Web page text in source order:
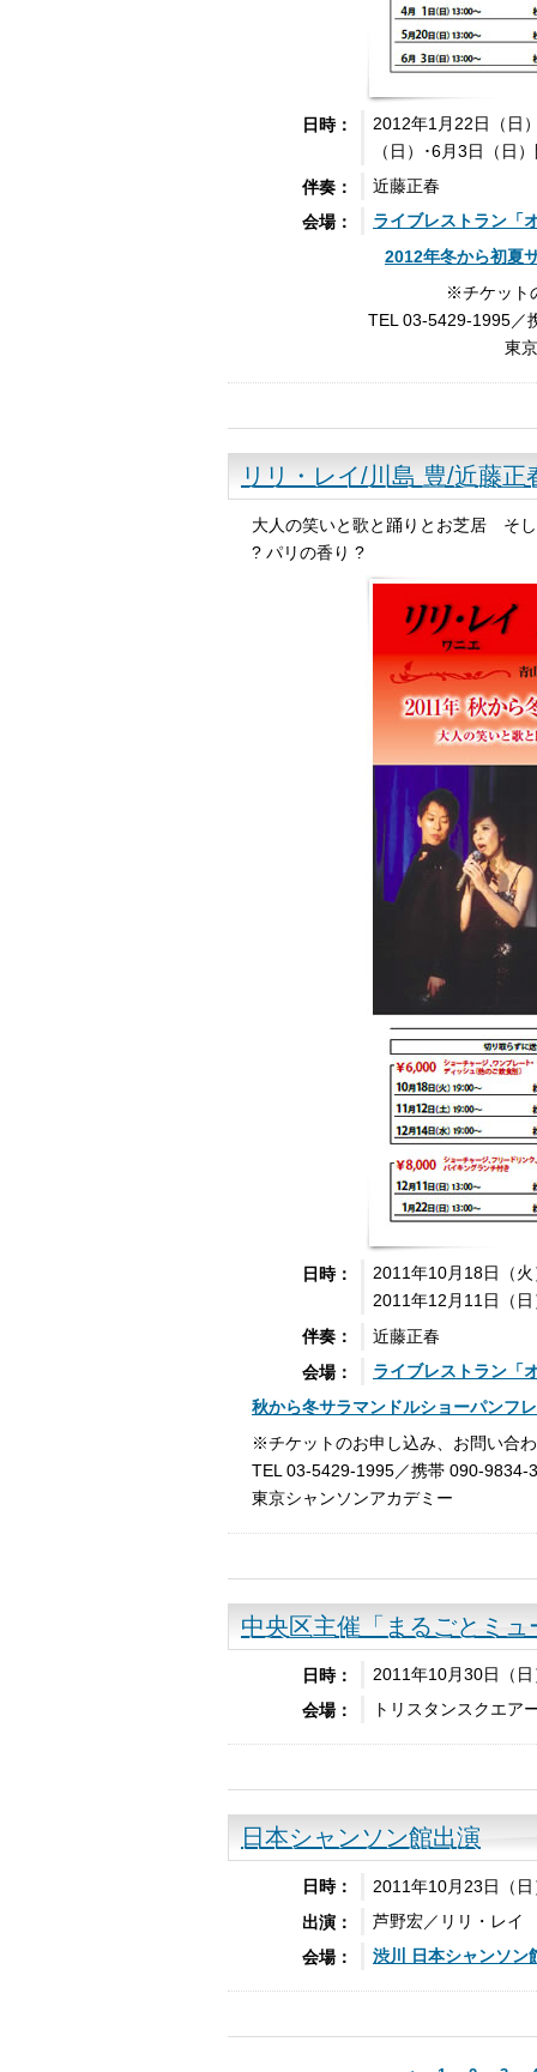
日時：
2012年1月22日（日
（日）･6月3日（日
伴奏：
近藤正春
会場：
ライブレストラン「
2012年冬から初夏
※チケット
TEL 03-5429-1995／
東
リリ・レイ/川島 豊/近藤
大人の笑いと歌と踊りとお芝居 そ
? パリの香り ?
日時：
2011年10月18日（
2011年12月11日（
伴奏：
近藤正春
会場：
ライブレストラン「
秋から冬サラマンドルショーパンフ
※チケットのお申し込み、お問い合
TEL 03-5429-1995／携帯 090-9834-
東京シャンソンアカデミー
中央区主催「まるごとミュ
日時：
2011年10月30日（
会場：
トリスタンスクエア
日本シャンソン館出演
日時：
2011年10月23日（
出演：
芦野宏／リリ・レイ
会場：
渋川 日本シャンソン